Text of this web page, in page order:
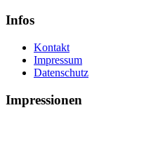
Infos
Kontakt
Impressum
Datenschutz
Impressionen